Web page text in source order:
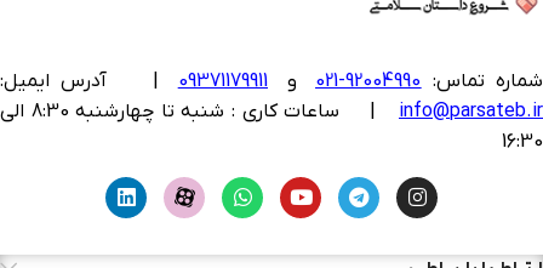
شماره تماس: 92004990-021 و 09371179911
آدرس ایمیل:
info@parsateb.ir
| ساعات کاری : شنبه تا چهارشنبه 8:30 الی
16:30